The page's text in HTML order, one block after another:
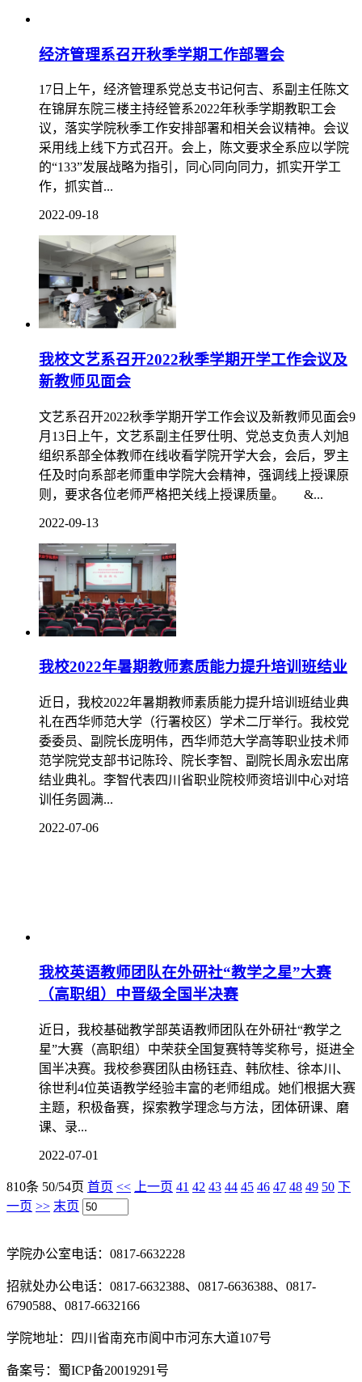
经济管理系召开秋季学期工作部署会
17日上午，经济管理系党总支书记何吉、系副主任陈文
在锦屏东院三楼主持经管系2022年秋季学期教职工会
议，落实学院秋季工作安排部署和相关会议精神。会议
采用线上线下方式召开。会上，陈文要求全系应以学院
的“133”发展战略为指引，同心同向同力，抓实开学工
作，抓实首...
2022-09-18
我校文艺系召开2022秋季学期开学工作会议及
新教师见面会
文艺系召开2022秋季学期开学工作会议及新教师见面会9
月13日上午，文艺系副主任罗仕明、党总支负责人刘旭
组织系部全体教师在线收看学院开学大会，会后，罗主
任及时向系部老师重申学院大会精神，强调线上授课原
则，要求各位老师严格把关线上授课质量。 &...
2022-09-13
我校2022年暑期教师素质能力提升培训班结业
近日，我校2022年暑期教师素质能力提升培训班结业典
礼在西华师范大学（行署校区）学术二厅举行。我校党
委委员、副院长庞明伟，西华师范大学高等职业技术师
范学院党支部书记陈玲、院长李智、副院长周永宏出席
结业典礼。李智代表四川省职业院校师资培训中心对培
训任务圆满...
2022-07-06
我校英语教师团队在外研社“教学之星”大赛
（高职组）中晋级全国半决赛
近日，我校基础教学部英语教师团队在外研社“教学之
星”大赛（高职组）中荣获全国复赛特等奖称号，挺进全
国半决赛。我校参赛团队由杨钰垚、韩欣桂、徐本川、
徐世利4位英语教学经验丰富的老师组成。她们根据大赛
主题，积极备赛，探索教学理念与方法，团体研课、磨
课、录...
2022-07-01
810条 50/54页 首页 << 上一页 41 42 43 44 45 46 47 48 49 50 下
一页 >> 末页
学院办公室电话：0817-6632228
招就处办公电话：0817-6632388、0817-6636388、0817-
6790588、0817-6632166
学院地址：四川省南充市阆中市河东大道107号
备案号：蜀ICP备20019291号